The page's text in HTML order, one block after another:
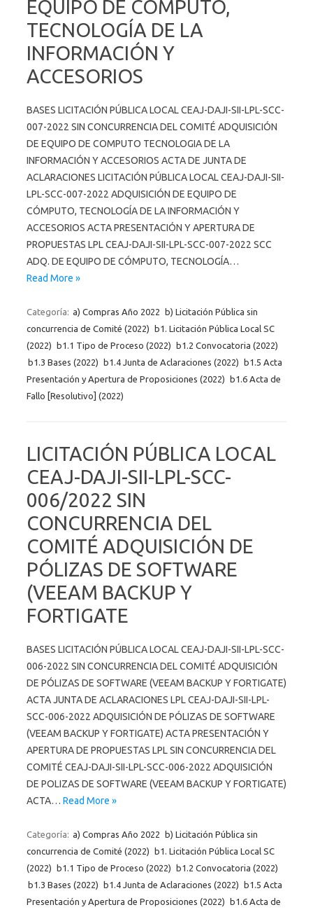
EQUIPO DE COMPUTO,
TECNOLOGÍA DE LA
INFORMACIÓN Y
ACCESORIOS
BASES LICITACIÓN PÚBLICA LOCAL CEAJ-DAJI-SII-LPL-SCC-
007-2022 SIN CONCURRENCIA DEL COMITÉ ADQUISICIÓN
DE EQUIPO DE COMPUTO TECNOLOGIA DE LA
INFORMACIÓN Y ACCESORIOS ACTA DE JUNTA DE
ACLARACIONES LICITACIÓN PÚBLICA LOCAL CEAJ-DAJI-SII-
LPL-SCC-007-2022 ADQUISICIÓN DE EQUIPO DE
CÓMPUTO, TECNOLOGÍA DE LA INFORMACIÓN Y
ACCESORIOS ACTA PRESENTACIÓN Y APERTURA DE
PROPUESTAS LPL CEAJ-DAJI-SII-LPL-SCC-007-2022 SCC
ADQ. DE EQUIPO DE CÓMPUTO, TECNOLOGÍA…
Read More »
Categoría: a) Compras Año 2022 b) Licitación Pública sin
concurrencia de Comité (2022) b1. Licitación Pública Local SC
(2022) b1.1 Tipo de Proceso (2022) b1.2 Convocatoria (2022)
b1.3 Bases (2022) b1.4 Junta de Aclaraciones (2022) b1.5 Acta
Presentación y Apertura de Proposiciones (2022) b1.6 Acta de
Fallo [Resolutivo] (2022)
LICITACIÓN PÚBLICA LOCAL
CEAJ-DAJI-SII-LPL-SCC-
006/2022 SIN
CONCURRENCIA DEL
COMITÉ ADQUISICIÓN DE
PÓLIZAS DE SOFTWARE
(VEEAM BACKUP Y
FORTIGATE
BASES LICITACIÓN PÚBLICA LOCAL CEAJ-DAJI-SII-LPL-SCC-
006-2022 SIN CONCURRENCIA DEL COMITÉ ADQUISICIÓN
DE PÓLIZAS DE SOFTWARE (VEEAM BACKUP Y FORTIGATE)
ACTA JUNTA DE ACLARACIONES LPL CEAJ-DAJI-SII-LPL-
SCC-006-2022 ADQUISICIÓN DE PÓLIZAS DE SOFTWARE
(VEEAM BACKUP Y FORTIGATE) ACTA PRESENTACIÓN Y
APERTURA DE PROPUESTAS LPL SIN CONCURRENCIA DEL
COMITÉ CEAJ-DAJI-SII-LPL-SCC-006-2022 ADQUISICIÓN
DE POLIZAS DE SOFTWARE (VEEAM BACKUP Y FORTIGATE)
ACTA… Read More »
Categoría: a) Compras Año 2022 b) Licitación Pública sin
concurrencia de Comité (2022) b1. Licitación Pública Local SC
(2022) b1.1 Tipo de Proceso (2022) b1.2 Convocatoria (2022)
b1.3 Bases (2022) b1.4 Junta de Aclaraciones (2022) b1.5 Acta
Presentación y Apertura de Proposiciones (2022) b1.6 Acta de